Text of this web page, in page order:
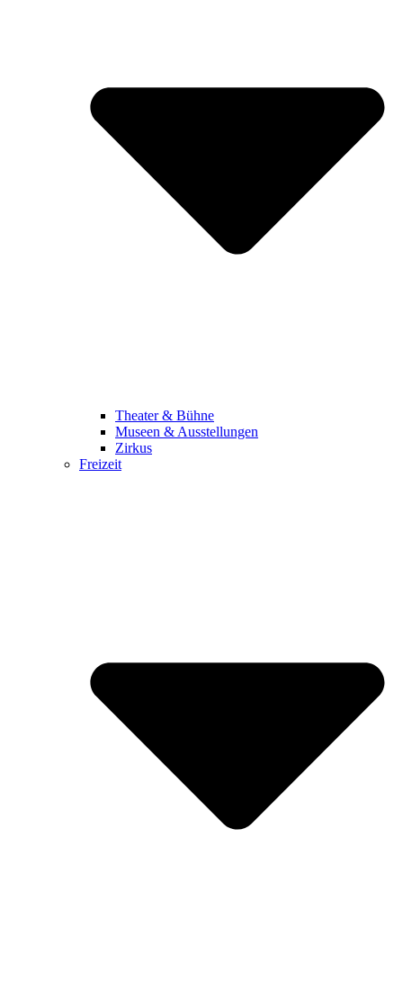
Theater & Bühne
Museen & Ausstellungen
Zirkus
Freizeit